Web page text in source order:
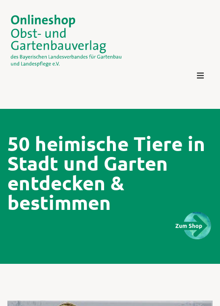
Login
50 heimische Tiere in
Stadt und Garten
entdecken &
bestimmen